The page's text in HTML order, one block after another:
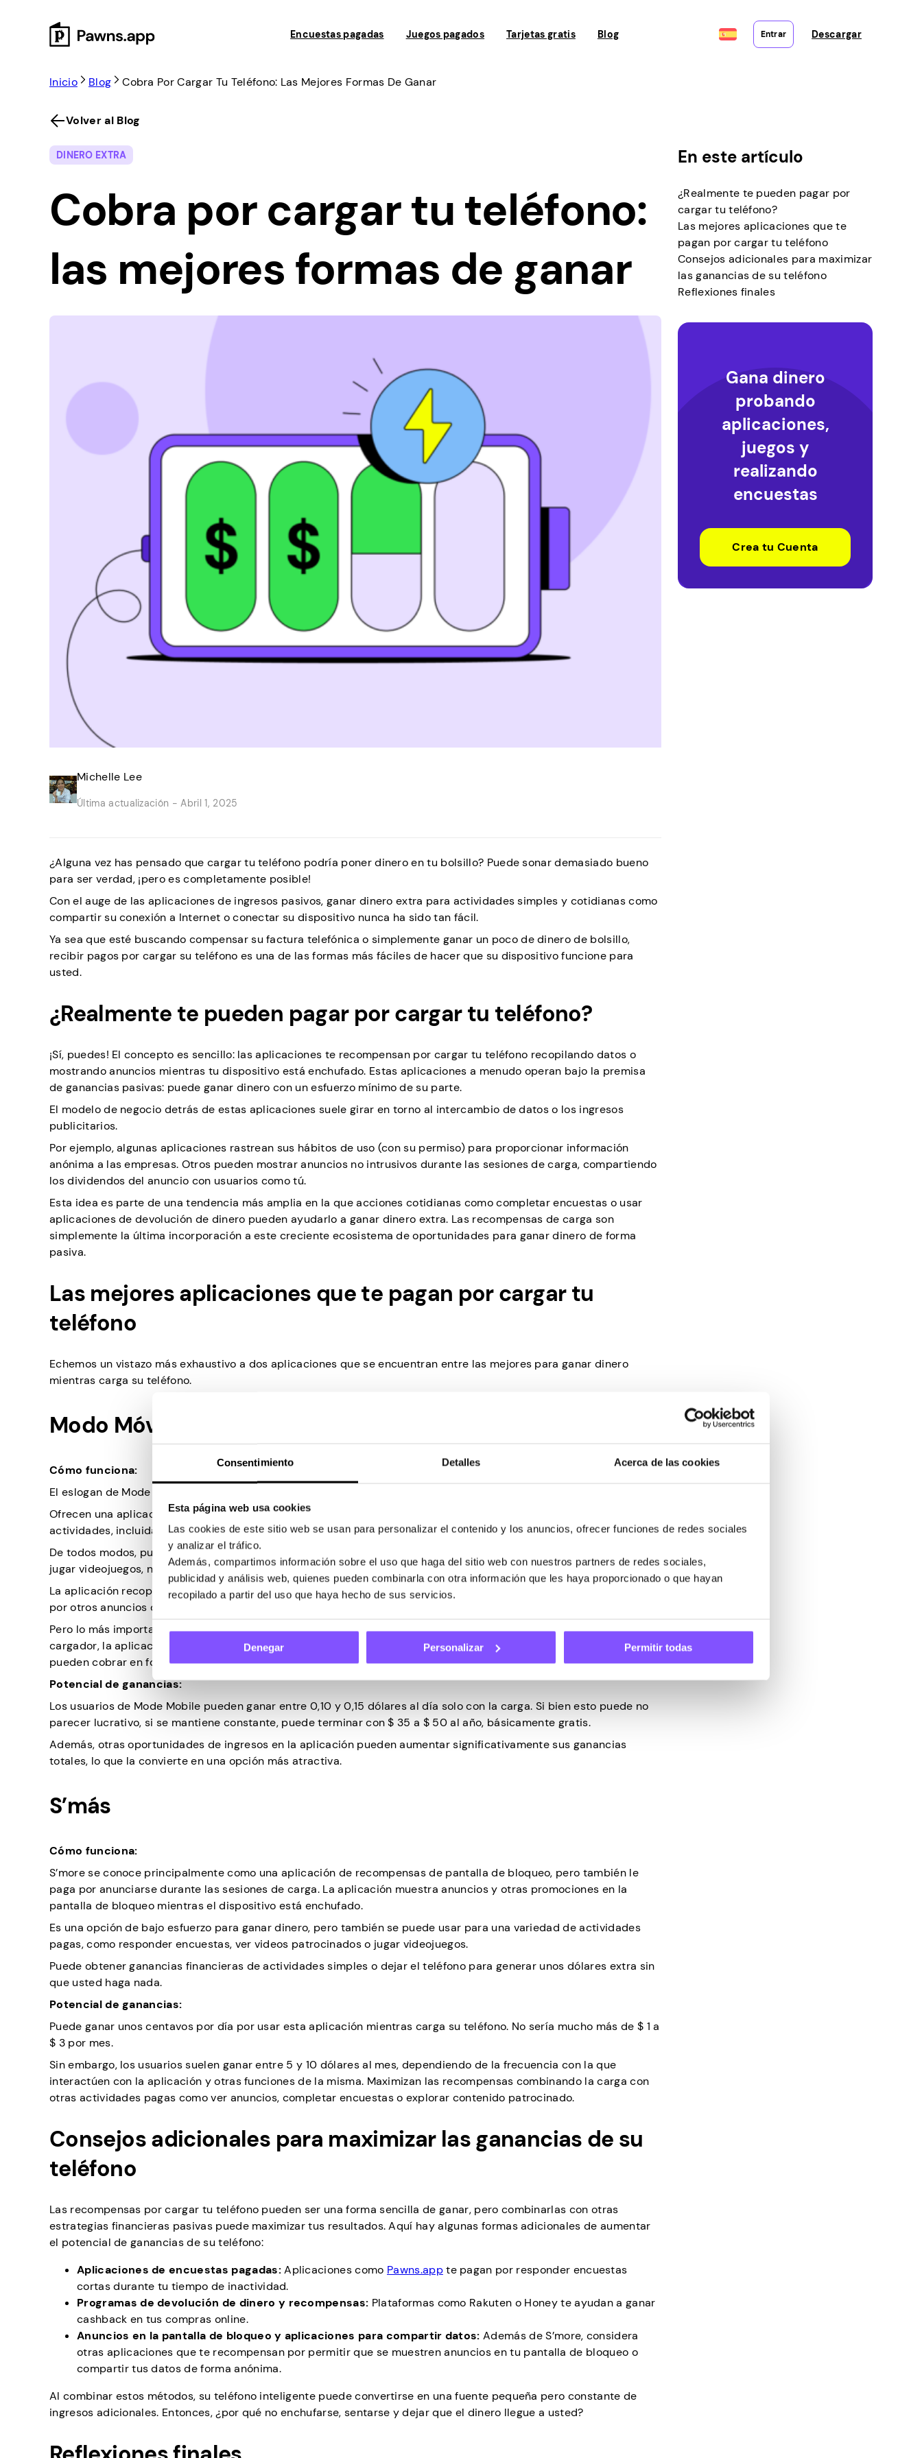
Consentimiento Detalles Acerca de las cookies
Esta página web usa cookies
Las cookies de este sitio web se usan para personalizar el contenido y los anuncios, ofrecer funciones de redes sociales
y analizar el tráfico.
Además, compartimos información sobre el uso que haga del sitio web con nuestros partners de redes sociales,
publicidad y análisis web, quienes pueden combinarla con otra información que les haya proporcionado o que hayan
recopilado a partir del uso que haya hecho de sus servicios.
Denegar Personalizar Permitir todas
Encuestas pagadas Juegos pagados Tarjetas gratis Blog Entrar Descargar
Inicio Blog Cobra Por Cargar Tu Teléfono: Las Mejores Formas De Ganar
Volver al Blog
DINERO EXTRA
Cobra por cargar tu teléfono:
las mejores formas de ganar
Michelle Lee
Última actualización - Abril 1, 2025
¿Alguna vez has pensado que cargar tu teléfono podría poner dinero en tu bolsillo? Puede sonar demasiado bueno
para ser verdad, ¡pero es completamente posible!
Con el auge de las aplicaciones de ingresos pasivos, ganar dinero extra para actividades simples y cotidianas como
compartir su conexión a Internet o conectar su dispositivo nunca ha sido tan fácil.
Ya sea que esté buscando compensar su factura telefónica o simplemente ganar un poco de dinero de bolsillo,
recibir pagos por cargar su teléfono es una de las formas más fáciles de hacer que su dispositivo funcione para
usted.
¿Realmente te pueden pagar por cargar tu teléfono?
¡Sí, puedes! El concepto es sencillo: las aplicaciones te recompensan por cargar tu teléfono recopilando datos o
mostrando anuncios mientras tu dispositivo está enchufado. Estas aplicaciones a menudo operan bajo la premisa
de ganancias pasivas: puede ganar dinero con un esfuerzo mínimo de su parte.
El modelo de negocio detrás de estas aplicaciones suele girar en torno al intercambio de datos o los ingresos
publicitarios.
Por ejemplo, algunas aplicaciones rastrean sus hábitos de uso (con su permiso) para proporcionar información
anónima a las empresas. Otros pueden mostrar anuncios no intrusivos durante las sesiones de carga, compartiendo
los dividendos del anuncio con usuarios como tú.
Esta idea es parte de una tendencia más amplia en la que acciones cotidianas como completar encuestas o usar
aplicaciones de devolución de dinero pueden ayudarlo a ganar dinero extra. Las recompensas de carga son
simplemente la última incorporación a este creciente ecosistema de oportunidades para ganar dinero de forma
pasiva.
Las mejores aplicaciones que te pagan por cargar tu
teléfono
Echemos un vistazo más exhaustivo a dos aplicaciones que se encuentran entre las mejores para ganar dinero
mientras carga su teléfono.
Modo Móvil
Cómo funciona:
El eslogan de Mode Mobile es convertir el teléfono inteligente en el EarnPhone.
Ofrecen una aplicación con funciones de ganancia incorporadas que recompensan a los usuarios por diversas
actividades, incluida la carga de sus teléfonos.
De todos modos, puede ganar dinero haciendo lo que está acostumbrado a hacer con su teléfono: escuchar música,
jugar videojuegos, navegar por la web, ver videos o leer las noticias.
La aplicación recopilará datos de forma silenciosa con su permiso o mostrará anuncios particulares que cambiarían
por otros anuncios que vería de todos modos.
Pero lo más importante, ¡puedes ganar sin hacer prácticamente nada! Cuando su dispositivo está conectado a un
cargador, la aplicación rastrea su sesión o muestra anuncios en su pantalla de bloqueo y le da puntos, que luego se
pueden cobrar en forma monetaria a través de sus plataformas favoritas.
Potencial de ganancias:
Los usuarios de Mode Mobile pueden ganar entre 0,10 y 0,15 dólares al día solo con la carga. Si bien esto puede no
parecer lucrativo, si se mantiene constante, puede terminar con $ 35 a $ 50 al año, básicamente gratis.
Además, otras oportunidades de ingresos en la aplicación pueden aumentar significativamente sus ganancias
totales, lo que la convierte en una opción más atractiva.
S’más
Cómo funciona:
S’more se conoce principalmente como una aplicación de recompensas de pantalla de bloqueo, pero también le
paga por anunciarse durante las sesiones de carga. La aplicación muestra anuncios y otras promociones en la
pantalla de bloqueo mientras el dispositivo está enchufado.
Es una opción de bajo esfuerzo para ganar dinero, pero también se puede usar para una variedad de actividades
pagas, como responder encuestas, ver videos patrocinados o jugar videojuegos.
Puede obtener ganancias financieras de actividades simples o dejar el teléfono para generar unos dólares extra sin
que usted haga nada.
Potencial de ganancias:
Puede ganar unos centavos por día por usar esta aplicación mientras carga su teléfono. No sería mucho más de $ 1 a
$ 3 por mes.
Sin embargo, los usuarios suelen ganar entre 5 y 10 dólares al mes, dependiendo de la frecuencia con la que
interactúen con la aplicación y otras funciones de la misma. Maximizan las recompensas combinando la carga con
otras actividades pagas como ver anuncios, completar encuestas o explorar contenido patrocinado.
Consejos adicionales para maximizar las ganancias de su
teléfono
Las recompensas por cargar tu teléfono pueden ser una forma sencilla de ganar, pero combinarlas con otras
estrategias financieras pasivas puede maximizar tus resultados. Aquí hay algunas formas adicionales de aumentar
el potencial de ganancias de su teléfono:
Aplicaciones de encuestas pagadas:Aplicaciones como Pawns.appte pagan por responder encuestas
cortas durante tu tiempo de inactividad.
Programas de devolución de dinero y recompensas: Plataformas como Rakuten o Honey te ayudan a ganar
cashback en tus compras online.
Anuncios en la pantalla de bloqueo y aplicaciones para compartir datos:Además de S’more, considera
otras aplicaciones que te recompensan por permitir que se muestren anuncios en tu pantalla de bloqueo o
compartir tus datos de forma anónima.
Al combinar estos métodos, su teléfono inteligente puede convertirse en una fuente pequeña pero constante de
ingresos adicionales. Entonces, ¿por qué no enchufarse, sentarse y dejar que el dinero llegue a usted?
En este artículo
¿Realmente te pueden pagar por
cargar tu teléfono?
Las mejores aplicaciones que te
pagan por cargar tu teléfono
Consejos adicionales para maximizar
las ganancias de su teléfono
Reflexiones finales
Gana dinero
probando
aplicaciones,
juegos y
realizando
encuestas
Crea tu Cuenta